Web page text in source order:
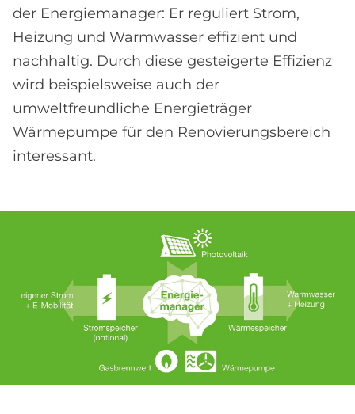
der Energiemanager: Er reguliert Strom,
Heizung und Warmwasser effizient und
nachhaltig. Durch diese gesteigerte Effizienz
wird beispielsweise auch der
umweltfreundliche Energieträger
Wärmepumpe für den Renovierungsbereich
interessant.